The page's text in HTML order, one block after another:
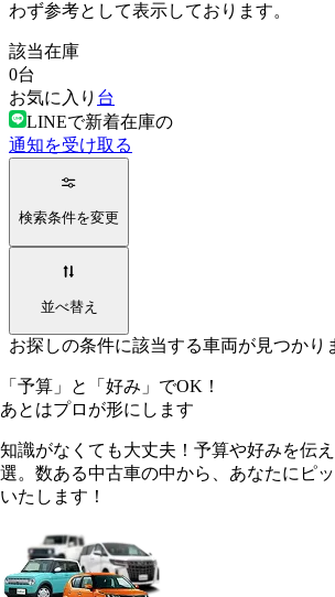
わず参考として表示しております。
該当在庫
0台
お気に入り 台
LINEで新着在庫の
通知を受け取る
検索条件を変更
並べ替え
お探しの条件に該当する車両が見つかり
「予算」 と 「好み」 でOK！
あとはプロ が形にします
知識がなくても大丈夫！予算や好みを伝
選。数ある中古車の中から、あなたにピ
いたします！